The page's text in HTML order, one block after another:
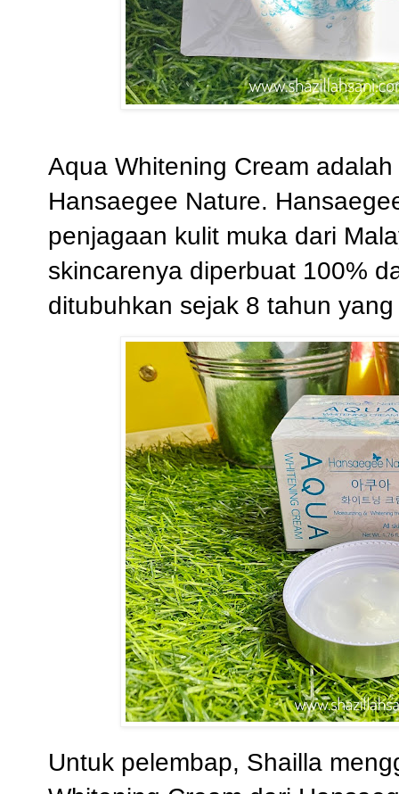
Aqua Whitening Cream
Hansaegee Nature.
penjagaan kulit muka dari
skincarenya diperbuat 100%
ditubuhkan sejak 8 tahun
Untuk pelembap, Shailla